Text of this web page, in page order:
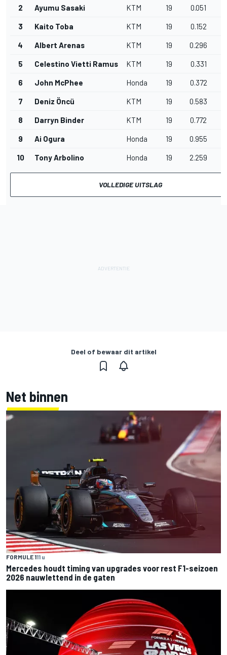
2 Ayumu Sasaki KTM 19 0.051
3 Kaito Toba KTM 19 0.152
4 Albert Arenas KTM 19 0.296
5 Celestino Vietti Ramus KTM 19 0.331
6 John McPhee Honda 19 0.372
7 Deniz Öncü KTM 19 0.583
8 Darryn Binder KTM 19 0.772
9 Ai Ogura Honda 19 0.955
10 Tony Arbolino Honda 19 2.259
VOLLEDIGE UITSLAG
Deel of bewaar dit artikel
Net binnen
FORMULE 111 u
Mercedes houdt timing van upgrades voor rest F1-seizoen
2026 nauwlettend in de gaten